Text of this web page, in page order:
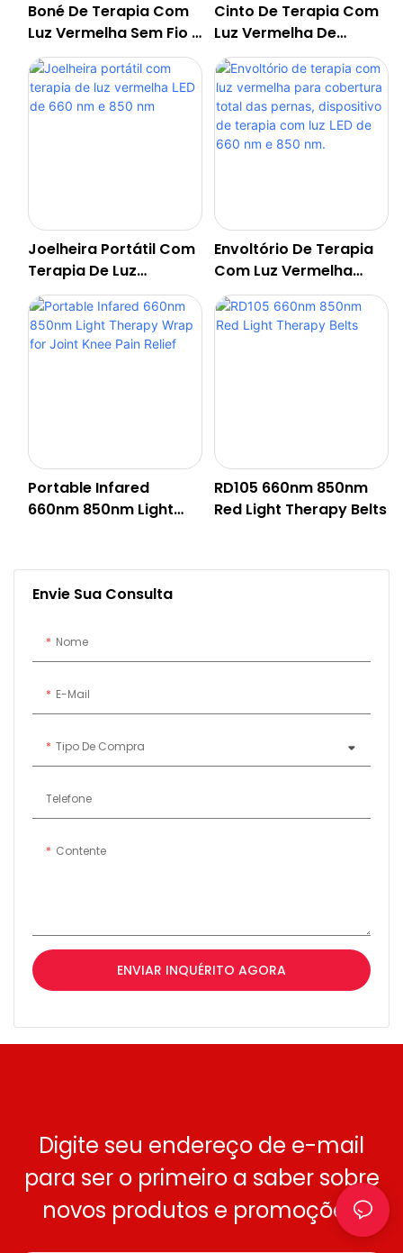
Envie Sua Consulta
Nome
E-Mail
Tipo De Compra
Telefone
Contente
ENVIAR INQUÉRITO AGORA
Boné De Terapia Com
Luz Vermelha Sem Fio E
Controle Inteligente
Com Bateria De
3000mAh.
Cinto De Terapia Com
Luz Vermelha De
660nm E 850nm Com
105 LEDs De Chip Triplo.
Joelheira Portátil Com
Terapia De Luz
Vermelha LED De 660
Nm E 850 Nm
Envoltório De Terapia
Com Luz Vermelha
Para Cobertura Total
Das Pernas, Dispositivo
De Terapia Com Luz
Portable Infared
660nm 850nm Light
RD105 660nm 850nm
Red Light Therapy Belts
Digite seu endereço de e-mail
para ser o primeiro a saber sobre
novos produtos e promoções.